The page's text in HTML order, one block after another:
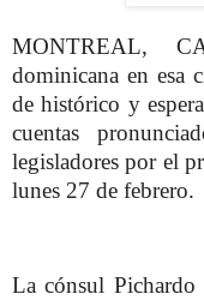
MONTREAL,
dominicana en esa
de histórico y
cuentas
legisladores por el
lunes 27 de febrero.
La cónsul